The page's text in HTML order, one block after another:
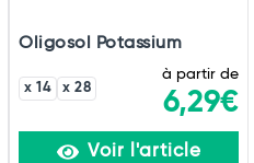
Oligosol Potassium
x 14 x 28
à partir de
6,29€
Voir l'article